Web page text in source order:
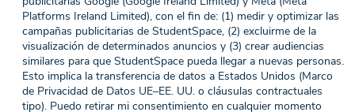
Platforms Ireland Limited), con el fin de: (1) medir y optimizar las
campañas publicitarias de StudentSpace, (2) excluirme de la
visualización de determinados anuncios y (3) crear audiencias
similares para que StudentSpace pueda llegar a nuevas personas.
Esto implica la transferencia de datos a Estados Unidos (Marco
de Privacidad de Datos UE–EE. UU. o cláusulas contractuales
tipo). Puedo retirar mi consentimiento en cualquier momento